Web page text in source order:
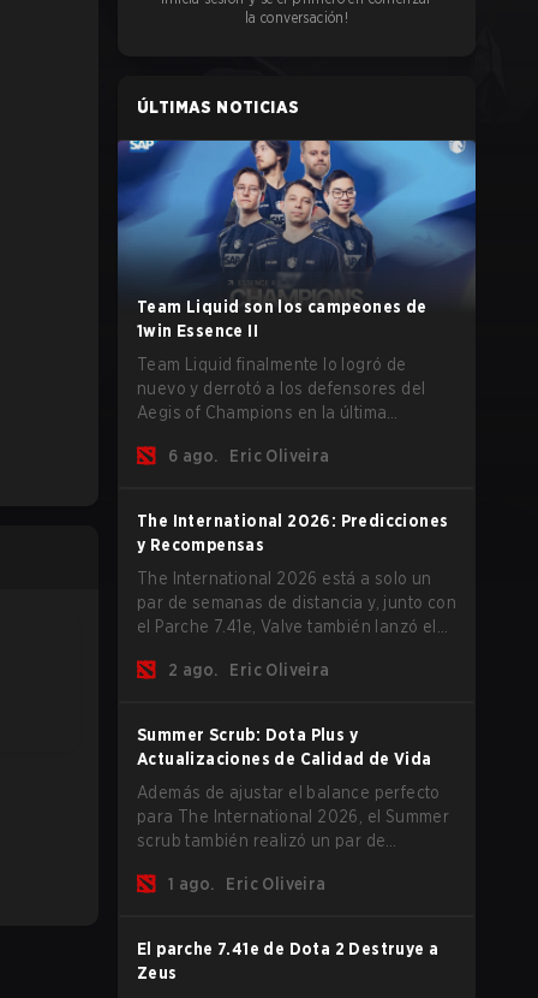
la conversación!
ÚLTIMAS NOTICIAS
Team Liquid son los campeones de
1win Essence II
Team Liquid finalmente lo logró de
nuevo y derrotó a los defensores del
Aegis of Champions en la última
The International 2026 comience y los
6 ago. Eric Oliveira
The International 2026: Predicciones
y Recompensas
The International 2026 está a solo un
par de semanas de distancia y, junto con
el Parche 7.41e, Valve también lanzó el
tus predicciones para la Fase de Grupos
2 ago. Eric Oliveira
Summer Scrub: Dota Plus y
Actualizaciones de Calidad de Vida
Además de ajustar el balance perfecto
para The International 2026, el Summer
scrub también realizó un par de
importantes. Los suscriptores de Dota
jugadores pueden vincular teclas de
acceso rápido para unidades que no
1 ago. Eric Oliveira
El parche 7.41e de Dota 2 Destruye a
Zeus